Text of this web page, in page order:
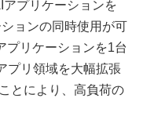
プリケーションを
ョンの同時使用が可
プリケーションを1台
プリ領域を大幅拡張
とにより、高負荷の